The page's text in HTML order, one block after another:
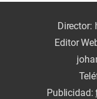
Director:
Editor
Publicidad: